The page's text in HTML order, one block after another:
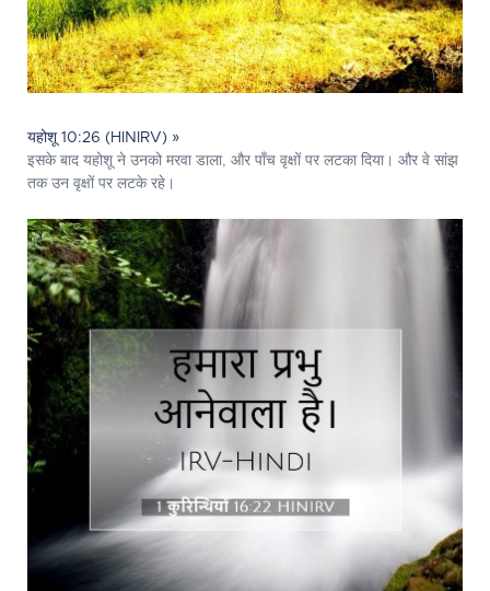
यहोशू 10:26 (HINIRV) »
इसके बाद यहोशू ने उनको मरवा डाला, और पाँच वृक्षों पर लटका दिया। और वे सांझ
तक उन वृक्षों पर लटके रहे।